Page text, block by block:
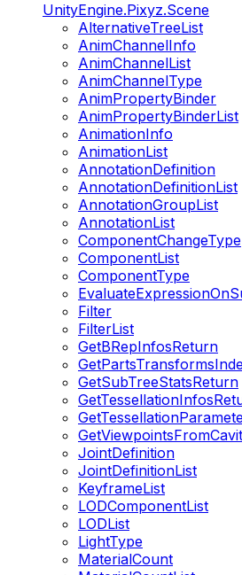
UnityEngine.Pixyz.Scene
AlternativeTreeList
AnimChannelInfo
AnimChannelList
AnimChannelType
AnimPropertyBinder
AnimPropertyBinderList
AnimationInfo
AnimationList
AnnotationDefinition
AnnotationDefinitionList
AnnotationGroupList
AnnotationList
ComponentChangeType
ComponentList
ComponentType
Filter
FilterList
GetBRepInfosReturn
GetSubTreeStatsReturn
JointDefinition
JointDefinitionList
KeyframeList
LODComponentList
LODList
LightType
MaterialCount